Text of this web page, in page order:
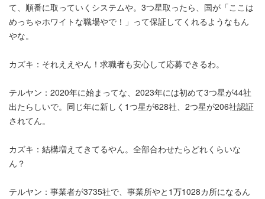
て、順番に取っていくシステムや。3つ星取ったら、国が「ここは
めっちゃホワイトな職場やで！」って保証してくれるようなもん
やな。
カズキ：それええやん！求職者も安心して応募できるわ。
テルヤン：2020年に始まってな、2023年には初めて3つ星が44社
出たらしいで。同じ年に新しく1つ星が628社、2つ星が206社認証
されてん。
カズキ：結構増えてきてるやん。全部合わせたらどれくらいな
ん？
テルヤン：事業者が3735社で、事業所やと1万1028カ所になるん